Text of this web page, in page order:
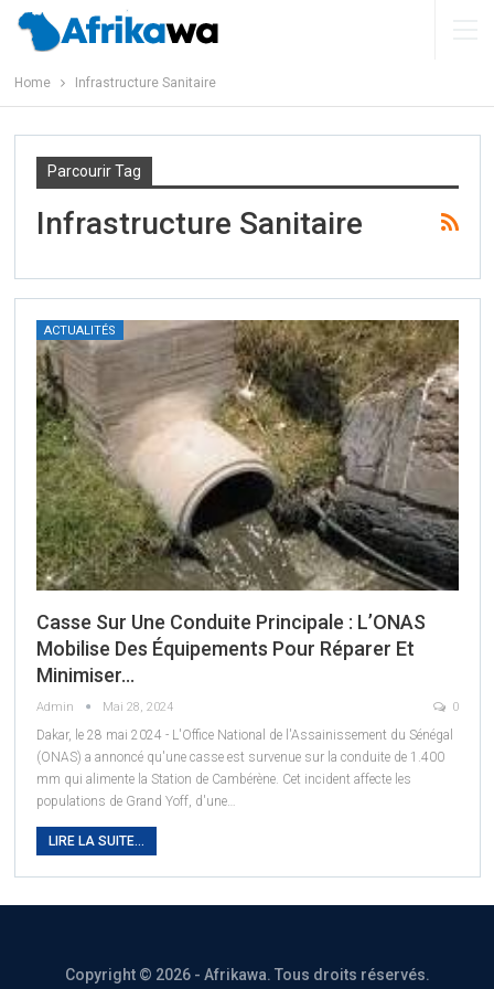
Home Infrastructure Sanitaire
Parcourir Tag
Infrastructure Sanitaire
ACTUALITÉS
Casse Sur Une Conduite Principale : L’ONAS
Mobilise Des Équipements Pour Réparer Et
Minimiser…
Admin Mai 28, 2024 0
Dakar, le 28 mai 2024 - L'Office National de l'Assainissement du Sénégal
(ONAS) a annoncé qu'une casse est survenue sur la conduite de 1.400
mm qui alimente la Station de Cambérène. Cet incident affecte les
populations de Grand Yoff, d'une…
LIRE LA SUITE...
Copyright © 2026 - Afrikawa. Tous droits réservés.